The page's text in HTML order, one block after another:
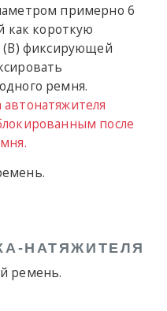
примерно 6
как короткую
(B) фиксирующей
ремня.
после
НАТЯЖИТЕЛЯ
ремень.